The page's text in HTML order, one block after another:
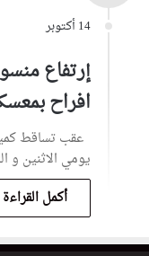
14 أكتوبر
إرتفاع
افراح
عقب تساقط
يومي الاثنين و الثلاثاء 10 و 2022/10/11،
أكمل